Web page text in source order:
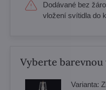
Dodávané bez
vložení svítidla do
Vyberte
Varianta: